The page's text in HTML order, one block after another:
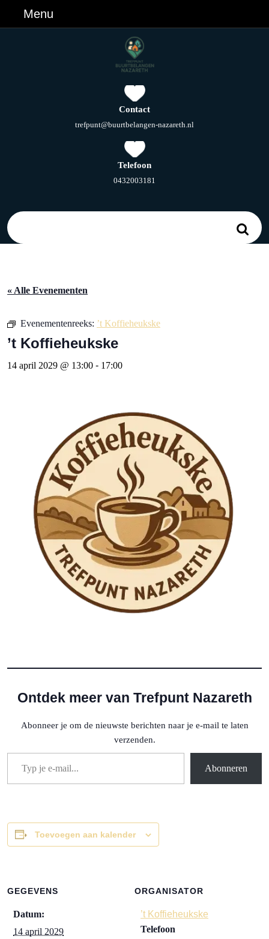
Menu
Contact
trefpunt@buurtbelangen-nazareth.nl
Telefoon
0432003181
« Alle Evenementen
Evenementenreeks: ’t Koffieheukske
’t Koffieheukske
14 april 2029 @ 13:00 - 17:00
Ontdek meer van Trefpunt Nazareth
Abonneer je om de nieuwste berichten naar je e-mail te laten
verzenden.
Typ je e-mail...
Abonneren
Toevoegen aan kalender
GEGEVENS
Datum:
14 april 2029
ORGANISATOR
’t Koffieheukske
Telefoon